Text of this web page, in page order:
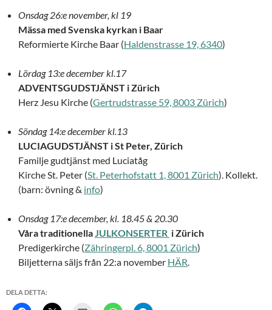
Onsdag 26:e november, kl 19
Mässa med Svenska kyrkan i Baar
Reformierte Kirche Baar (Haldenstrasse 19, 6340)
Lördag 13:e december kl.17
ADVENTSGUDSTJÄNST i Zürich
Herz Jesu Kirche (Gertrudstrasse 59, 8003 Zürich)
Söndag 14:e december kl.13
LUCIAGUDSTJÄNST i St Peter, Zürich
Familje gudtjänst med Luciatåg
Kirche St. Peter (St. Peterhofstatt 1, 8001 Zürich). Kollekt.
(barn: övning & info)
Onsdag 17:e december, kl. 18.45 & 20.30
Våra traditionellaJULKONSERTER i Zürich
Predigerkirche (Zähringerpl. 6, 8001 Zürich)
Biljetterna säljs från 22:a november HÄR.
DELA DETTA: